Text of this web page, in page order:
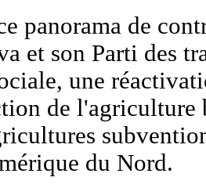
panorama de
et son Parti des
une
de l'agriculture
du Nord.